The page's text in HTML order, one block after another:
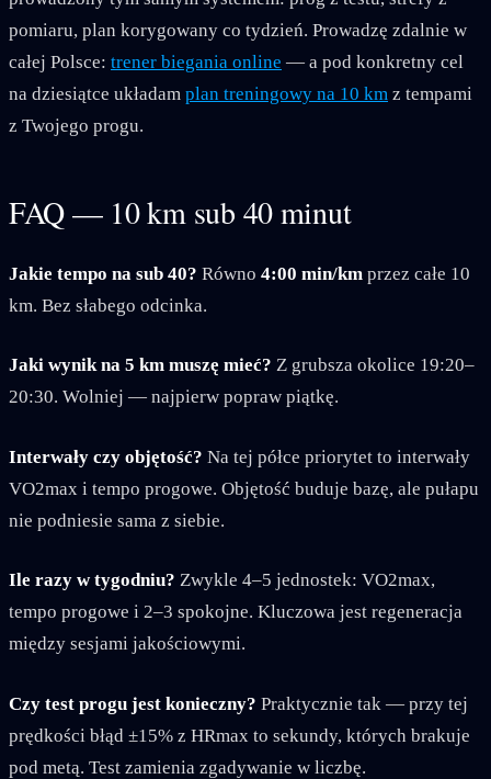
pomiaru, plan korygowany co tydzień. Prowadzę zdalnie w
całej Polsce: trener biegania online — a pod konkretny cel
na dziesiątce układam plan treningowy na 10 km z tempami
z Twojego progu.
FAQ — 10 km sub 40 minut
Jakie tempo na sub 40? Równo 4:00 min/km przez całe 10
km. Bez słabego odcinka.
Jaki wynik na 5 km muszę mieć? Z grubsza okolice 19:20–
20:30. Wolniej — najpierw popraw piątkę.
Interwały czy objętość? Na tej półce priorytet to interwały
VO2max i tempo progowe. Objętość buduje bazę, ale pułapu
nie podniesie sama z siebie.
Ile razy w tygodniu? Zwykle 4–5 jednostek: VO2max,
tempo progowe i 2–3 spokojne. Kluczowa jest regeneracja
między sesjami jakościowymi.
Czy test progu jest konieczny? Praktycznie tak — przy tej
prędkości błąd ±15% z HRmax to sekundy, których brakuje
pod metą. Test zamienia zgadywanie w liczbę.